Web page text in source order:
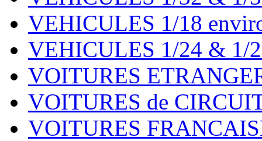
VEHICULES 1/18
VEHICULES 1/24 & 1/
VOITURES
VOITURES de
VOITURES